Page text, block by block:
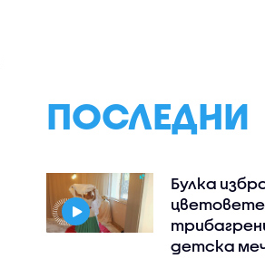
ПОСЛЕДНИ
Булка
цветовете
детска